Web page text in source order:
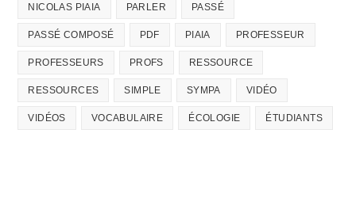
NICOLAS PIAIA PARLER PASSÉ
PASSÉ COMPOSÉ PDF PIAIA PROFESSEUR
PROFESSEURS PROFS RESSOURCE
RESSOURCES SIMPLE SYMPA VIDÉO
VIDÉOS VOCABULAIRE ÉCOLOGIE ÉTUDIANTS